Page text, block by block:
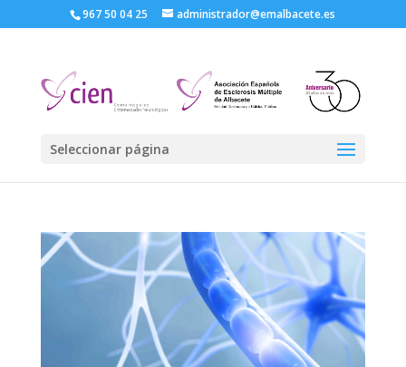
967 50 04 25 administrador@emalbacete.es
Seleccionar página